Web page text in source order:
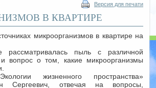
Версия для печати
В КВАРТИРЕ
микроорганизмов в квартире на
рассматривалась пыль с различной
вопрос о том, какие микроорганизмы
жизненного пространства»
Сергеевич, отвечая на вопросы,